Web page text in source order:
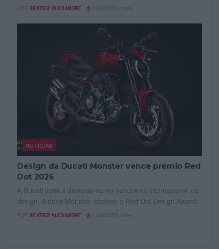
POR BEATRIZ ALEXANDRE 7 AGOSTO, 2026
NOTÍCIAS
Design da Ducati Monster vence prémio Red
Dot 2026
A Ducati volta a destacar-se no panorama internacional do
design. A nova Monster recebeu o Red Dot Design Award...
POR BEATRIZ ALEXANDRE 7 AGOSTO, 2026